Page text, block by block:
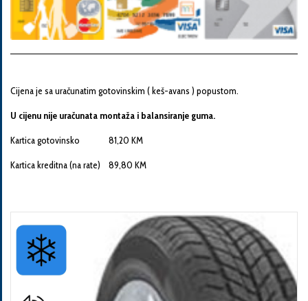
Godina
proizvodnje
Broj
Vaša
Cijena je sa uračunatim gotovinskim ( keš-avans ) popustom.
U cijenu nije uračunata montaža i balansiranje guma.
Kartica gotovinsko 81,20 KM
Kartica kreditna (na rate) 89,80 KM